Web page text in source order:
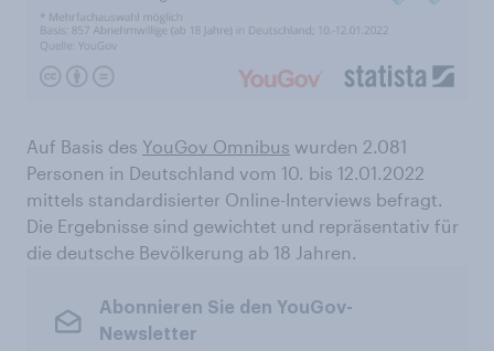
Auf Basis des YouGov Omnibus wurden 2.081
Personen in Deutschland vom 10. bis 12.01.2022
mittels standardisierter Online-Interviews befragt.
Die Ergebnisse sind gewichtet und repräsentativ für
die deutsche Bevölkerung ab 18 Jahren.
Abonnieren Sie den YouGov-
Newsletter